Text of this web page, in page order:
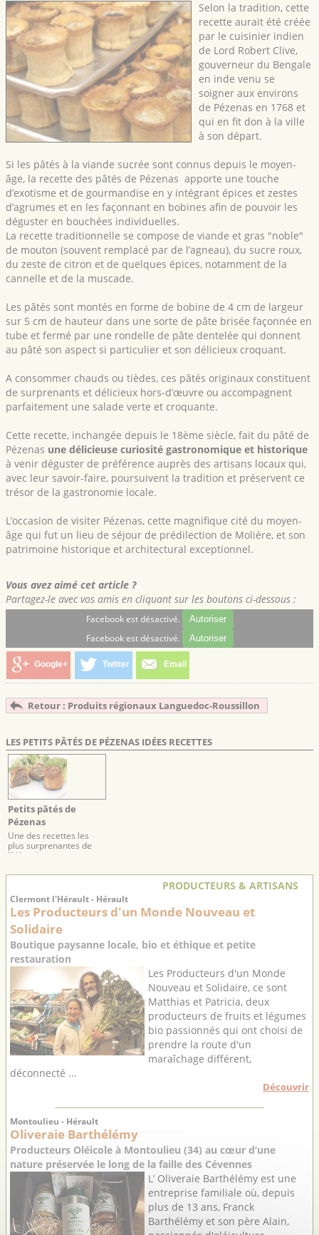
Selon la tradition, cette
recette aurait été créée
par le cuisinier indien
de Lord Robert Clive,
gouverneur du Bengale
en inde venu se
soigner aux environs
de Pézenas en 1768 et
qui en fit don à la ville
à son départ.
Si les pâtés à la viande sucrée sont connus depuis le moyen-
âge, la recette des pâtés de Pézenas apporte une touche
d’exotisme et de gourmandise en y intégrant épices et zestes
d’agrumes et en les façonnant en bobines afin de pouvoir les
déguster en bouchées individuelles.
La recette traditionnelle se compose de viande et gras "noble"
de mouton (souvent remplacé par de l’agneau), du sucre roux,
du zeste de citron et de quelques épices, notamment de la
cannelle et de la muscade.
Les pâtés sont montés en forme de bobine de 4 cm de largeur
sur 5 cm de hauteur dans une sorte de pâte brisée façonnée en
tube et fermé par une rondelle de pâte dentelée qui donnent
au pâté son aspect si particulier et son délicieux croquant.
A consommer chauds ou tièdes, ces pâtés originaux constituent
de surprenants et délicieux hors-d’œuvre ou accompagnent
parfaitement une salade verte et croquante.
Cette recette, inchangée depuis le 18ème siècle, fait du pâté de
Pézenas une délicieuse curiosité gastronomique et historique
à venir déguster de préférence auprès des artisans locaux qui,
avec leur savoir-faire, poursuivent la tradition et préservent ce
trésor de la gastronomie locale.
L’occasion de visiter Pézenas, cette magnifique cité du moyen-
âge qui fut un lieu de séjour de prédilection de Molière, et son
patrimoine historique et architectural exceptionnel.
Vous avez aimé cet article ?
Partagez-le avec vos amis en cliquant sur les boutons ci-dessous :
Facebook est désactivé. Autoriser
Facebook est désactivé. Autoriser
Google+ Twitter Email
Retour : Produits régionaux Languedoc-Roussillon
LES PETITS PÂTÉS DE PÉZENAS IDÉES RECETTES
Petits pâtés de
Pézenas
Une des recettes les
plus surprenantes de
l’Hérault
PRODUCTEURS & ARTISANS
Clermont l'Hérault - Hérault
Les Producteurs d'un Monde Nouveau et
Solidaire
Boutique paysanne locale, bio et éthique et petite
restauration
Les Producteurs d'un Monde
Nouveau et Solidaire, ce sont
Matthias et Patricia, deux
producteurs de fruits et légumes
bio passionnés qui ont choisi de
prendre la route d'un
maraîchage différent,
déconnecté ...
Découvrir
Montoulieu - Hérault
Oliveraie Barthélémy
Producteurs Oléicole à Montoulieu (34) au cœur d’une
nature préservée le long de la faille des Cévennes
L’ Oliveraie Barthélémy est une
entreprise familiale où, depuis
plus de 13 ans, Franck
Barthélémy et son père Alain,